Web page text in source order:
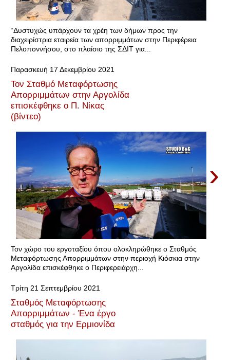
“Δυστυχώς υπάρχουν τα χρέη των δήμων προς την
διαχειρίστρια εταιρεία των απορριμμάτων στην Περιφέρεια
Πελοποννήσου, στο πλαίσιο της ΣΔΙΤ για...
Παρασκευή 17 Δεκεμβρίου 2021
Τον Σταθμό Μεταφόρτωσης
Απορριμμάτων στην Αργολίδα
επισκέφθηκε ο Π. Νίκας
(βίντεο)
›
Τον χώρο του εργοταξίου όπου ολοκληρώθηκε ο Σταθμός
Μεταφόρτωσης Απορριμμάτων στην περιοχή Κιόσκια στην
Αργολίδα επισκέφθηκε ο Περιφερειάρχη...
Τρίτη 21 Σεπτεμβρίου 2021
Σταθμός Μεταφόρτωσης
Απορριμμάτων - Ένα έργο
σταθμός για την Ερμιονίδα